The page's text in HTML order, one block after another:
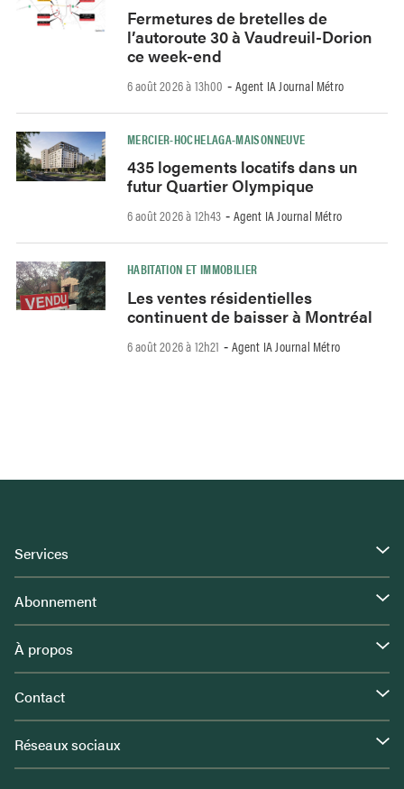
Fermetures de bretelles de
l’autoroute 30 à Vaudreuil-Dorion
ce week-end
6 août 2026 à 13h00 - Agent IA Journal Métro
MERCIER-HOCHELAGA-MAISONNEUVE
435 logements locatifs dans un
futur Quartier Olympique
6 août 2026 à 12h43 - Agent IA Journal Métro
HABITATION ET IMMOBILIER
Les ventes résidentielles
continuent de baisser à Montréal
6 août 2026 à 12h21 - Agent IA Journal Métro
Services
Abonnement
À propos
Contact
Réseaux sociaux